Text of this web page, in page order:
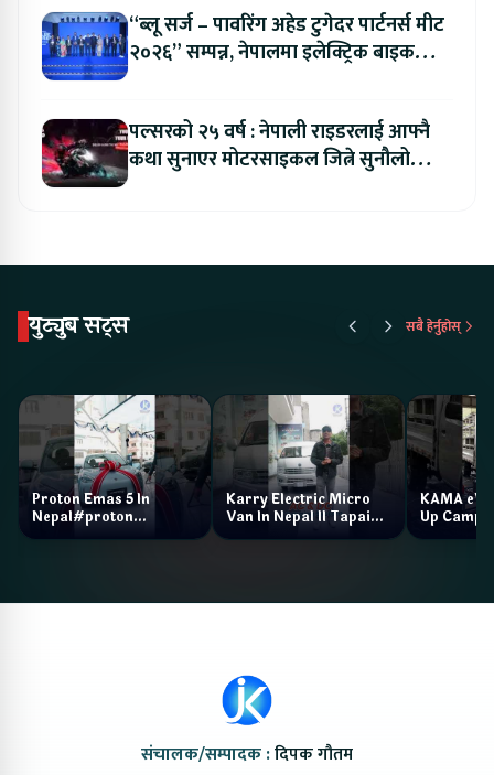
“ब्लू सर्ज – पावरिंग अहेड टुगेदर पार्टनर्स मीट
२०२६” सम्पन्न, नेपालमा इलेक्ट्रिक बाइक
पल्सरको २५ वर्ष : नेपाली राइडरलाई आफ्नै
कथा सुनाएर मोटरसाइकल जित्ने सुनौलो
युट्युब सट्स सबै हेर्नुहोस्
Proton Emas 5 In
Nepal#proton
#protonemas5#protonnepal#evcarnepal
Karry Electric Micro
Van In Nepal II Tapaiko
Bazar II Jankari
KAMA eV
Up Camp
संचालक/सम्पादक :दिपक गौतम